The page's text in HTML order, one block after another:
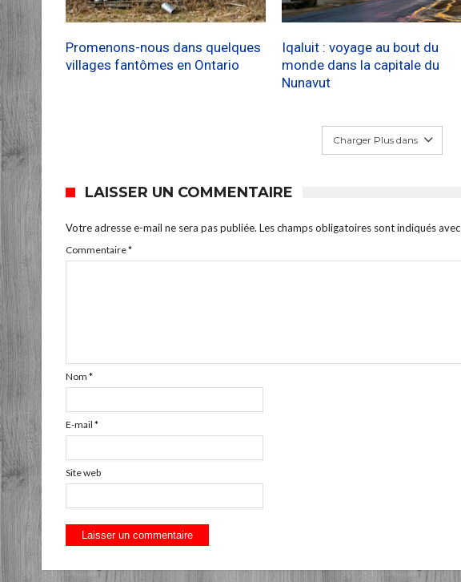
Promenons-nous dans quelques
villages fantômes en Ontario
Iqaluit : voyage au bout du
monde dans la capitale du
Nunavut
Charger Plus dans
LAISSER UN COMMENTAIRE
Votre adresse e-mail ne sera pas publiée. Les champs obligatoires sont indiqués avec
Commentaire*
Nom *
E-mail *
Site web